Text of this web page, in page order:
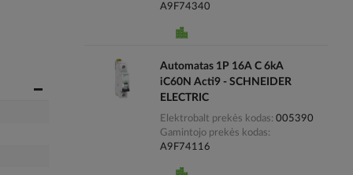
A9F74340
Automatas 1P 16A C 6kA
iC60N Acti9 - SCHNEIDER
ELECTRIC
Elektrobalt prekės kodas 005390
Gamintojo prekės kodas
A9F74116